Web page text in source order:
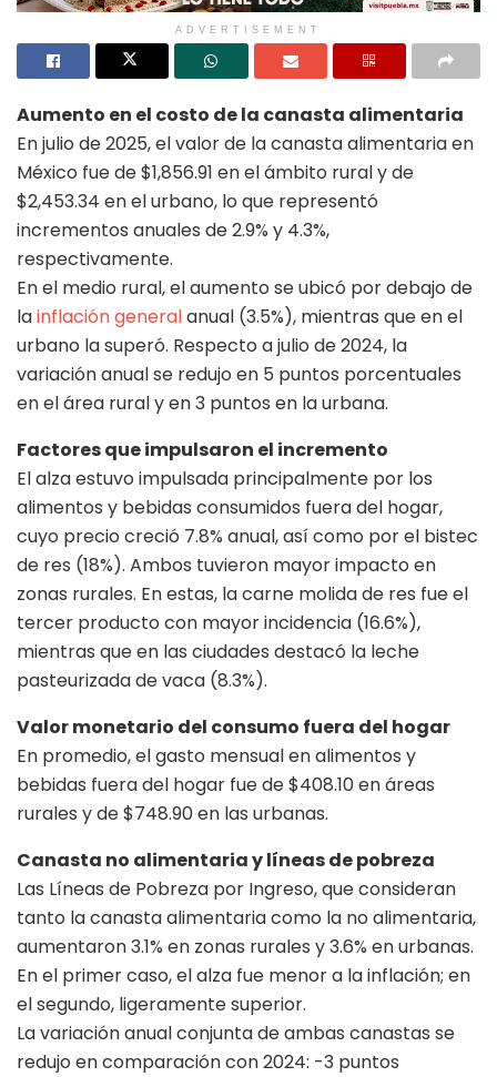
ADVERTISEMENT
Aumento en el costo de la canasta alimentaria
En julio de 2025, el valor de la canasta alimentaria en
México fue de $1,856.91 en el ámbito rural y de
$2,453.34 en el urbano, lo que representó
incrementos anuales de 2.9% y 4.3%,
respectivamente.
En el medio rural, el aumento se ubicó por debajo de
lainflación generalanual (3.5%), mientras que en el
urbano la superó. Respecto a julio de 2024, la
variación anual se redujo en 5 puntos porcentuales
en el área rural y en 3 puntos en la urbana.
Factores que impulsaron el incremento
El alza estuvo impulsada principalmente por los
alimentos y bebidas consumidos fuera del hogar,
cuyo precio creció 7.8% anual, así como por el bistec
de res (18%). Ambos tuvieron mayor impacto en
zonas rurales. En estas, la carne molida de res fue el
tercer producto con mayor incidencia (16.6%),
mientras que en las ciudades destacó la leche
pasteurizada de vaca (8.3%).
Valor monetario del consumo fuera del hogar
En promedio, el gasto mensual en alimentos y
bebidas fuera del hogar fue de $408.10 en áreas
rurales y de $748.90 en las urbanas.
Canasta no alimentaria y líneas de pobreza
Las Líneas de Pobreza por Ingreso, que consideran
tanto la canasta alimentaria como la no alimentaria,
aumentaron 3.1% en zonas rurales y 3.6% en urbanas.
En el primer caso, el alza fue menor a la inflación; en
el segundo, ligeramente superior.
La variación anual conjunta de ambas canastas se
redujo en comparación con 2024: -3 puntos